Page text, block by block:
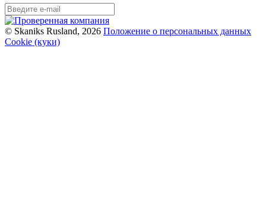
© Skaniks Rusland, 2026 Положение о персональных данных
Cookie (куки)